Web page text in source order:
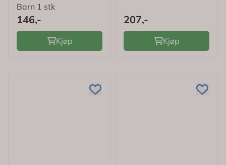
Barn 1 stk
146,-
Kjøp
207,-
Kjøp